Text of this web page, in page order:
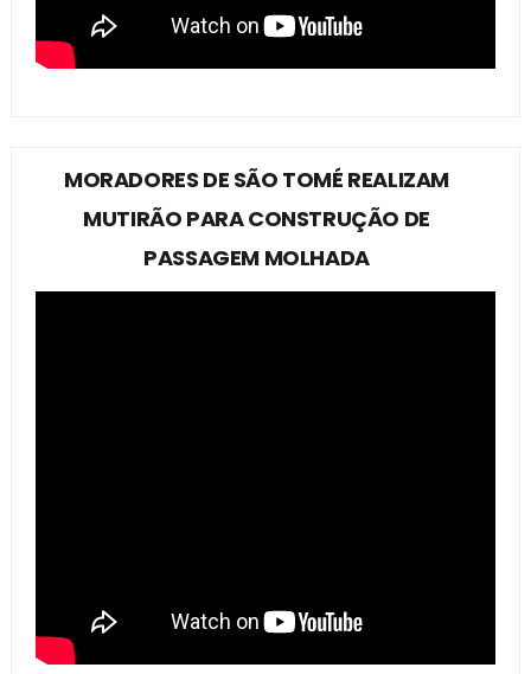
MORADORES DE SÃO TOMÉ REALIZAM
MUTIRÃO PARA CONSTRUÇÃO DE
PASSAGEM MOLHADA